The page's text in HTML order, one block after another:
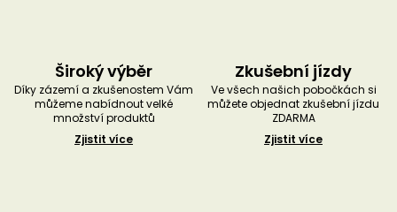
Široký výběr
Díky zázemí a zkušenostem Vám
můžeme nabídnout velké
množství produktů
Zjistit více
Zkušební jízdy
Ve všech našich pobočkách si
můžete objednat zkušební jízdu
ZDARMA
Zjistit více